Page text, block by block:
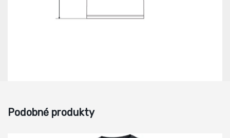
Podobné produkty